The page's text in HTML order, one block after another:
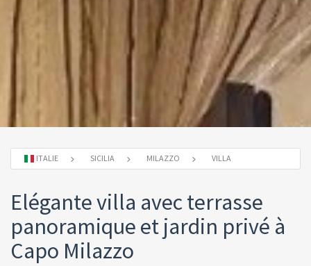
ITALIE SICILIA MILAZZO VILLA
Elégante villa avec terrasse
panoramique et jardin privé à
Capo Milazzo